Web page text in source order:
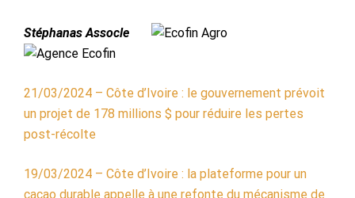
Stéphanas Assocle
21/03/2024 – Côte d’Ivoire : le gouvernement prévoit
un projet de 178 millions $ pour réduire les pertes
post-récolte
19/03/2024 – Côte d’Ivoire : la plateforme pour un
cacao durable appelle à une refonte du mécanisme de